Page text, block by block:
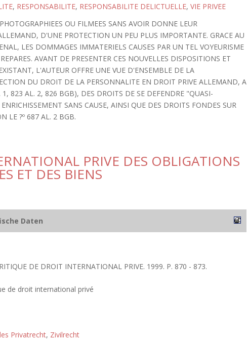
, RESPONSABILITE, RESPONSABILITE DELICTUELLE, VIE PRIVEE
OU FILMEES SANS AVOIR DONNE LEUR
D'UNE PROTECTION UN PEU PLUS IMPORTANTE. GRACE AU
LES DOMMAGES IMMATERIELS CAUSES PAR UN TEL VOYEURISME
AVANT DE PRESENTER CES NOUVELLES DISPOSITIONS ET
L'AUTEUR OFFRE UNE VUE D'ENSEMBLE DE LA
DU DROIT DE LA PERSONNALITE EN DROIT PRIVE ALLEMAND, A
1, 823 AL. 2, 826 BGB), DES DROITS DE SE DEFENDRE "QUASI-
SANS CAUSE, AINSI QUE DES DROITS FONDES SUR
LE ?º 687 AL. 2 BGB.
PRIVE DES OBLIGATIONS
ET DES BIENS
Daten
DE DROIT INTERNATIONAL PRIVE. 1999. P. 870 - 873.
de droit international privé
Privatrecht, Zivilrecht